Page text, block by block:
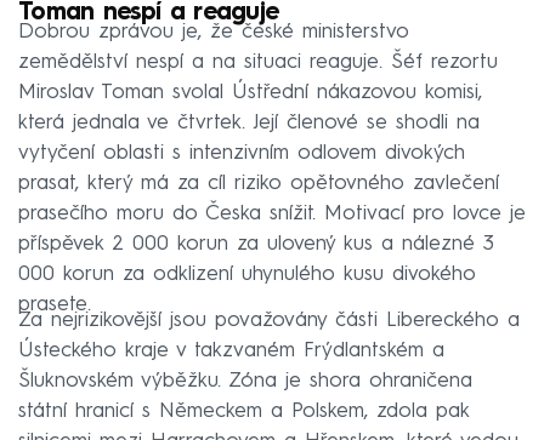
Toman nespí a reaguje
Dobrou zprávou je, že české ministerstvo
zemědělství nespí a na situaci reaguje. Šéf rezortu
Miroslav Toman svolal Ústřední nákazovou komisi,
která jednala ve čtvrtek. Její členové se shodli na
vytyčení oblasti s intenzivním odlovem divokých
prasat, který má za cíl riziko opětovného zavlečení
prasečího moru do Česka snížit. Motivací pro lovce je
příspěvek 2 000 korun za ulovený kus a nálezné 3
000 korun za odklizení uhynulého kusu divokého
prasete.
Za nejrizikovější jsou považovány části Libereckého a
Ústeckého kraje v takzvaném Frýdlantském a
Šluknovském výběžku. Zóna je shora ohraničena
státní hranicí s Německem a Polskem, zdola pak